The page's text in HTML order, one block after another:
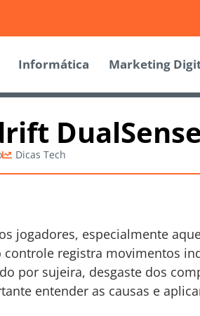
Informática Marketing
Dicas Tech
jogadores, especialmente
registra movimentos
por sujeira, desgaste dos
entender as causas e